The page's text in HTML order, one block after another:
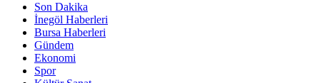
Son Dakika
İnegöl Haberleri
Bursa Haberleri
Gündem
Ekonomi
Spor